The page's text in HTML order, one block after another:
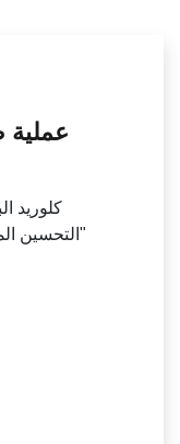
عملية
كلوريد
"التحسين